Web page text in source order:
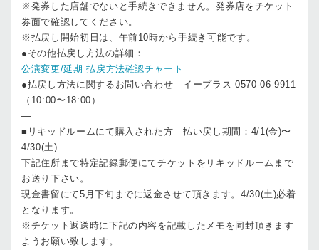
※発券した店舗でないと手続きできません。発券店をチケット
券面で確認してください。
※払戻し開始初日は、午前10時から手続き可能です。
●その他払戻し方法の詳細：
公演変更/延期 払戻方法確認チャート
●払戻し方法に関するお問い合わせ イープラス 0570-06-9911
（10:00〜18:00）
—
■リキッドルームにて購入された方 払い戻し期間：4/1(金)〜
4/30(土)
下記住所まで特定記録郵便にてチケットをリキッドルームまで
お送り下さい。
現金書留にて5月下旬までに返金させて頂きます。4/30(土)必着
となります。
※チケット返送時に下記の内容を記載したメモを同封頂きます
ようお願い致します。